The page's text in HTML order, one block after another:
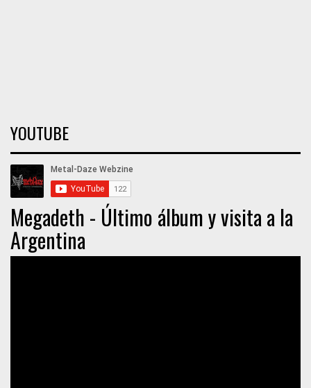
YOUTUBE
Megadeth - Último álbum y visita a la
Argentina